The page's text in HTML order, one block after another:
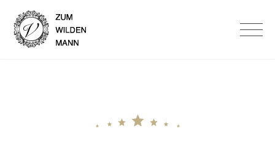
content
Hotel Garni Zum Wilden